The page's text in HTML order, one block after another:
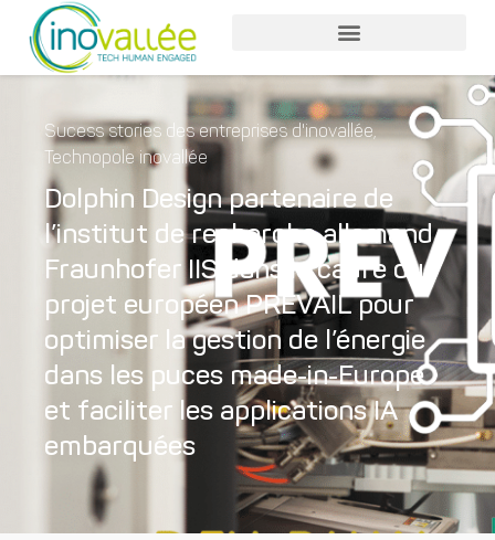
Sucess stories des entreprises d'inovallée,
Technopole inovallée
Dolphin Design partenaire de
l’institut de recherche allemand
Fraunhofer IIS dans le cadre du
projet européen PREVAIL pour
optimiser la gestion de l’énergie
dans les puces made-in-Europe
et faciliter les applications IA
embarquées